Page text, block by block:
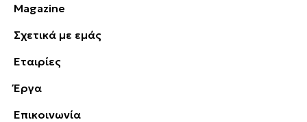
Magazine
Σχετικά με εμάς
Εταιρίες
Έργα
Επικοινωνία